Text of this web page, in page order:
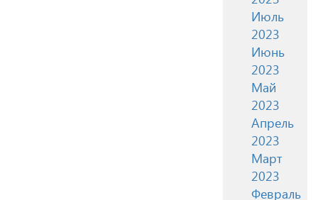
Июль
2023
Июнь
2023
Май
2023
Апрель
2023
Март
2023
Февраль